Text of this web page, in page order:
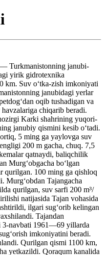
Turkmanistonning janubi-
yirik gidrotexnika
km. Suv oʻtka-zish imkoniyati
janubidagi yerlar
oqib tushadigan va
chiqarib beradi.
Karki shahrining yuqori-
janubiy qismini kesib oʻtadi.
5 ming ga yaylovga suv
200 m gacha, chuq. 7,5
qatnaydi, baliqchilik
Murgʻobgacha boʻlgan
100 ming ga qishloq
Murgʻobdan Tajangacha
qurilgan, suv sarfi 200 m³/
natijasida Tajan vohasida
ilgari sugʻorib kelingan
Tajandan
3-navbati 1961—69 yillarda
imkoniyatini beradi.
Qurilgan qismi 1100 km,
yetkazildi. Qoraqum kanalida